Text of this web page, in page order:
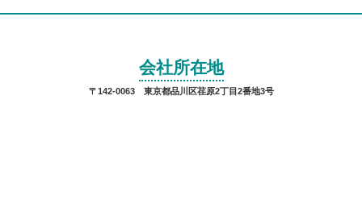
会社所在地
〒142-0063 東京都品川区荏原2丁目2番地3号